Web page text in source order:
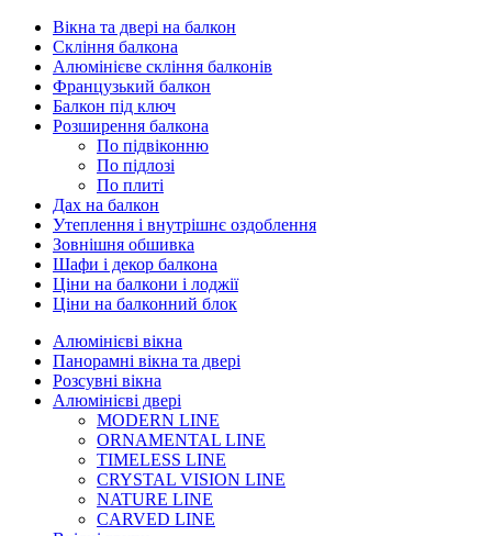
Вікна та двері на балкон
Скління балкона
Алюмінієве скління балконів
Французький балкон
Балкон під ключ
Розширення балкона
По підвіконню
По підлозі
По плиті
Дах на балкон
Утеплення і внутрішнє оздоблення
Зовнішня обшивка
Шафи і декор балкона
Ціни на балкони і лоджії
Ціни на балконний блок
Алюмінієві вікна
Панорамні вікна та двері
Розсувні вікна
Алюмінієві двері
MODERN LINE
ORNAMENTAL LINE
TIMELESS LINE
CRYSTAL VISION LINE
NATURE LINE
CARVED LINE